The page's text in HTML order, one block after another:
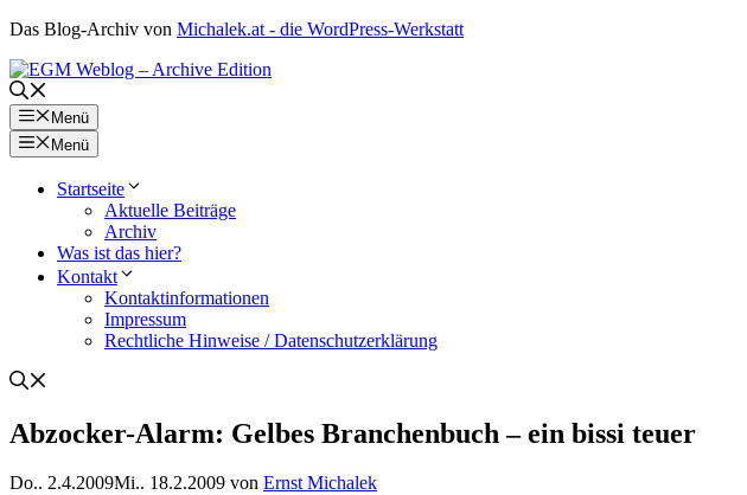
Zum
springen
Das Blog-Archiv von Michalek.at - die WordPress-Werkstatt
Menü
Menü
Startseite
Aktuelle Beiträge
Archiv
Was ist das hier?
Kontakt
Kontaktinformationen
Impressum
Rechtliche Hinweise / Datenschutzerklärung
Abzocker-Alarm: Gelbes Branchenbuch – ein bissi teuer
Do.. 2.4.2009Mi.. 18.2.2009 von Ernst Michalek